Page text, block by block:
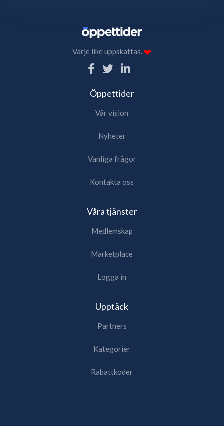
Varje like uppskattas.❤️
Öppettider
Vår vision
Nyheter
Vanliga frågor
Kontakta oss
Våra tjänster
Medlemskap
Marketplace
Logga in
Upptäck
Partners
Kategorier
Rabattkoder